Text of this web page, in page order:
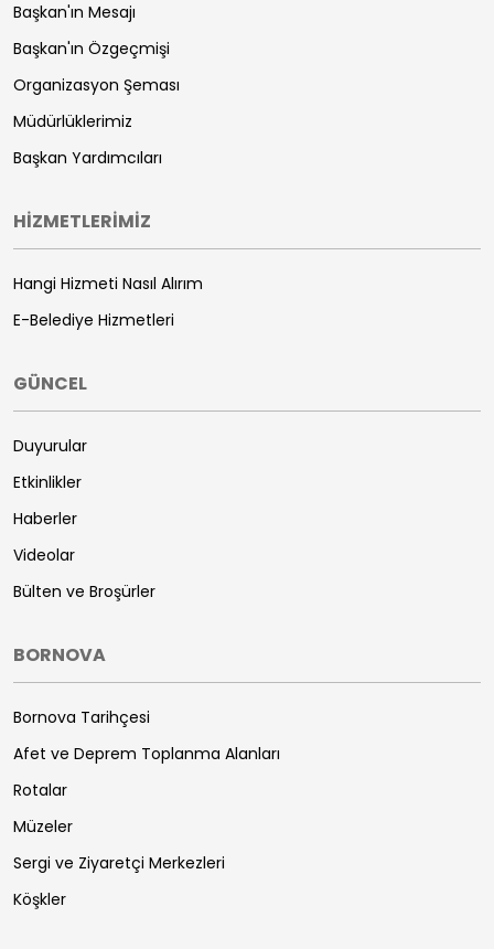
Başkan'ın Mesajı
Başkan'ın Özgeçmişi
Organizasyon Şeması
Müdürlüklerimiz
Başkan Yardımcıları
HİZMETLERİMİZ
Hangi Hizmeti Nasıl Alırım
E-Belediye Hizmetleri
GÜNCEL
Duyurular
Etkinlikler
Haberler
Videolar
Bülten ve Broşürler
BORNOVA
Bornova Tarihçesi
Afet ve Deprem Toplanma Alanları
Rotalar
Müzeler
Sergi ve Ziyaretçi Merkezleri
Köşkler